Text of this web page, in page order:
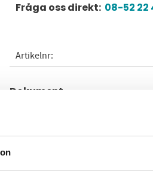
Fråga oss direkt: 08-52 22
Artikelnr
Dokument
ds_-fit-managed-switch_v1-